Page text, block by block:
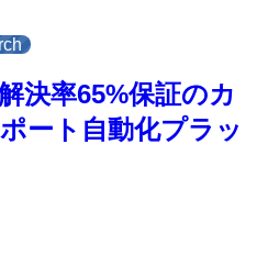
決率65%保証のカ
ート自動化プラッ